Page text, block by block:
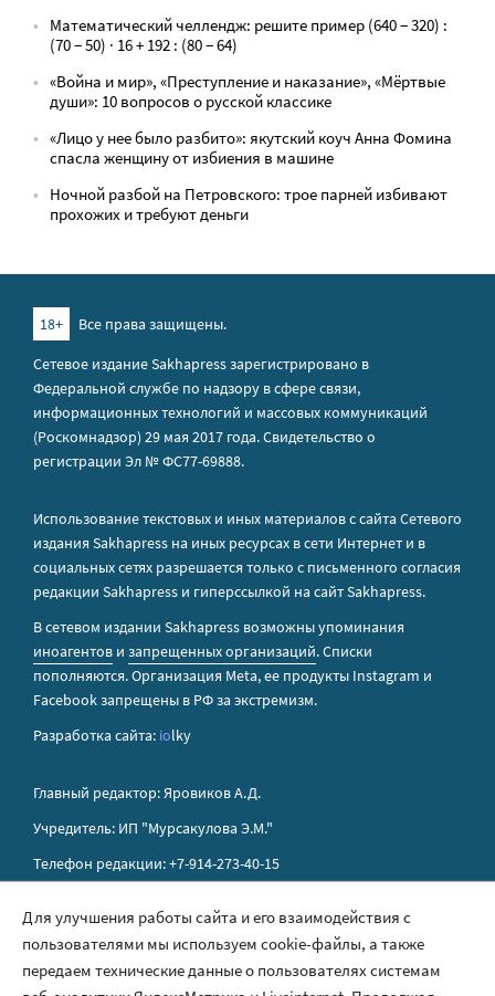
Математический челлендж: решите пример (640 − 320) :
(70 − 50) · 16 + 192 : (80 − 64)
«Война и мир», «Преступление и наказание», «Мёртвые
души»: 10 вопросов о русской классике
«Лицо у нее было разбито»: якутский коуч Анна Фомина
спасла женщину от избиения в машине
Ночной разбой на Петровского: трое парней избивают
прохожих и требуют деньги
18+
Все права защищены.
Сетевое издание Sakhapress зарегистрировано в
Федеральной службе по надзору в сфере связи,
информационных технологий и массовых коммуникаций
(Роскомнадзор) 29 мая 2017 года. Свидетельство о
регистрации Эл № ФС77-69888.
Использование текстовых и иных материалов с сайта Сетевого
издания Sakhapress на иных ресурсах в сети Интернет и в
социальных сетях разрешается только с письменного согласия
редакции Sakhapress и гиперссылкой на сайт Sakhapress.
В сетевом издании Sakhapress возможны упоминания
иноагентов и запрещенных организаций. Списки
пополняются. Организация Metа, ее продукты Instagram и
Facebook запрещены в РФ за экстремизм.
Разработка сайта: iolky
Главный редактор: Яровиков А.Д.
Учредитель: ИП "Мурсакулова Э.М."
Телефон редакции: +7-914-273-40-15
Правила сайта
Политика обработки персональных данных
Для улучшения работы сайта и его взаимодействия с
пользователями мы используем cookie-файлы, а также
передаем технические данные о пользователях системам